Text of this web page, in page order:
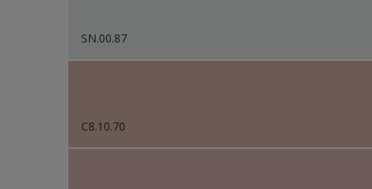
SN.00.87
C8.10.70